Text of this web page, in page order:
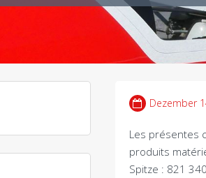
Dezember
Les présentes
produits
Spitze : 821